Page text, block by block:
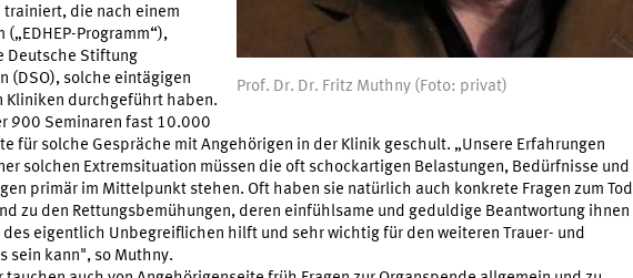
Prof. Dr. Dr. Fritz Muthny (Foto: privat)
die nach einem
Programm“),
Deutsche Stiftung
(DSO), solche eintägigen
Kliniken durchgeführt haben.
900 Seminaren fast 10.000
für solche Gespräche mit Angehörigen in der Klinik geschult. „Unsere Erfahrungen
solchen Extremsituation müssen die oft schockartigen Belastungen, Bedürfnisse und
primär im Mittelpunkt stehen. Oft haben sie natürlich auch konkrete Fragen zum Tod
zu den Rettungsbemühungen, deren einfühlsame und geduldige Beantwortung ihnen
eigentlich Unbegreiflichen hilft und sehr wichtig für den weiteren Trauer- und
sein kann", so Muthny.